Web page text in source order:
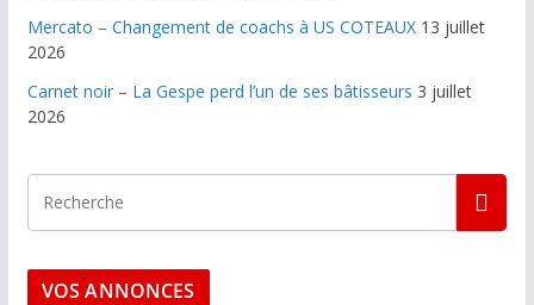
Mercato – Changement de coachs à US COTEAUX 13 juillet
2026
Carnet noir – La Gespe perd l’un de ses bâtisseurs 3 juillet
2026
VOS ANNONCES